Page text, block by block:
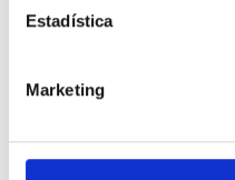
Estadística
Marketing
Muebles & Decoración
Carpintería a medida
Proyectos